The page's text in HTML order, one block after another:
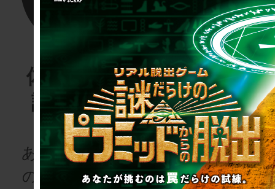
体験する物
語project
あなたも、物語
の登場人物にな
リアル脱
ゲーム
for
次の授業は“謎